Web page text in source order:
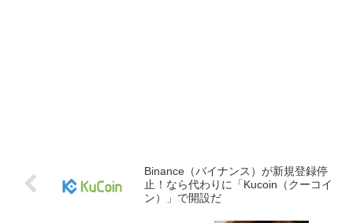
Binance（バイナンス）が新規登録停
止！なら代わりに「Kucoin（クーコイ
ン）」で開設だ